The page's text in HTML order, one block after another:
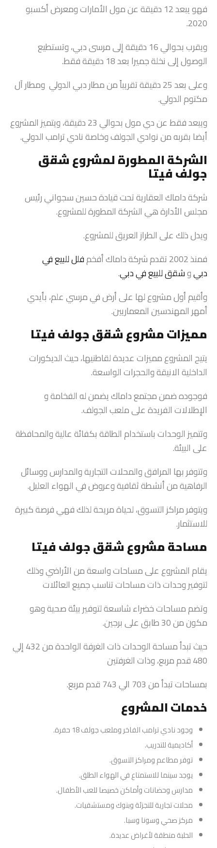
فهو يبعد 12 دقيقة عن مول الأمارات ومعرض أكسبو
2020.
ويقرب بحوالي 16 دقيقة إلى مرسى دبي، وتستطيع
الوصول إلى نخلة جميرا بعد 18 دقيقة فقط.
وعلى بعد 25 دقيقة تقريباً من مطار دبي الدولي ومطار آل
مكتوم الدولي.
ويبعد فقط عن دي مول بحوالي 23 دقيقة، ويتميز المشروع
أيضا بقربه من نوادي الجولف وخاصة نادي ترامب الدولي.
الشركة المطورة لمشروع شقق
جولف فيتا
شركة داماك العقارية تحت قيادة حسين سجواني رئيس
مجلس الأدارة هي الشركة المطورة للمشروع.
ويدل ذلك على الطراز العريق للمشروع.
فمنذ 2002 تقدم شركة داماك أفخم
فلل للبيع في
دبيوشقق للبيع في دبي.
وأقيم أول مشروع لها على أرض في مرسي علم، بأيدي
أمهر المهندسين المعماريين.
مميزات مشروع شقق جولف فيتا
يتيح المشروع مميزات عديدة لقاطنيها، حيث الديكورات
الداخلية الانيقة والحجرات الواسعة.
فوجوده ضمن مجتمع داماك يضمن له الفخامة و
الإطلالات الفريدة على ملعب الجولف.
وتتميز الوحدات باستخدام الطاقة بكفائة عالية والمحافظة
على البيئة.
وتتوفر بها المرافق والمحلات التجارية والمدارس ووسائل
الرفاهية من أنشطة ثقافية وعروض في الهواء العليل.
ويتوفر مراكز التسوق، لحياة مريحة لذلك فهي فرصة كبيرة
للاستثمار.
مساحة مشروع شقق جولف فيتا
يقام المشروع على مساحات واسعة من الأراضي وذلك
لتوفير وحدات ذات مساحات تناسب جميع العائلات
وتضم مساحات خضراء شاسعة لتوفير بيئة صحية وهو
مكون من 30 طابق على برجين.
حيث تبدأ مساحة الوحدات ذات الغرفة الواحدة من 432 إلي
480 قدم مربع، وذات الغرفتين
بمساحات تبدأ من 703 الي 743 قدم مربع.
خدمات المشروع
وجود نادي ترامب الفاخر وملعب جولف 18 حفرة.
أكاديمية للتدريب.
توفر مطاعم ومراكز التسوق.
يوجد سينما للاستمتاع في الهواء الطلق.
مدارس وحضانات وأماكن خصيصا للعب الأطفال.
محلات تجارية للتجزئة وبنوك ومستشفيات.
مركز صحي وسونا وسبا.
الحلبة منطقة لأغراض عديدة.